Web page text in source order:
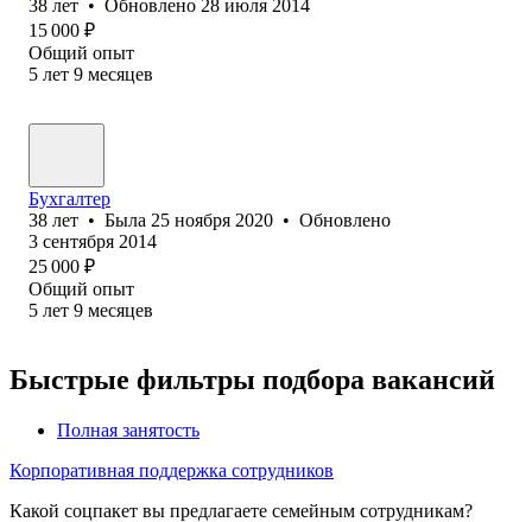
38 лет • Обновлено 28 июля 2014
15 000 ₽
Общий опыт
5 лет 9 месяцев
Бухгалтер
38 лет • Была 25 ноября 2020 • Обновлено
3 сентября 2014
25 000 ₽
Общий опыт
5 лет 9 месяцев
Быстрые фильтры подбора вакансий
Полная занятость
Корпоративная поддержка сотрудников
Какой соцпакет вы предлагаете семейным сотрудникам?